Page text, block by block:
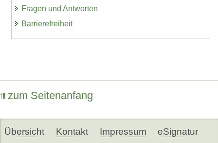
Fragen und Antworten
Barrierefreiheit
zum Seitenanfang
Übersicht Kontakt Impressum eSignatur